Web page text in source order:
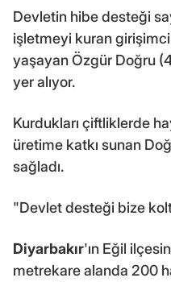
Devletin hibe desteği
işletmeyi kuran
yaşayan Özgür Doğru
yer alıyor.
Kurdukları çiftliklerde
üretime katkı sunan
sağladı.
"Devlet desteği bize
Diyarbakır'ın Eğil
metrekare alanda 200